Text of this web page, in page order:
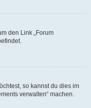
den Link „Forum
so kannst du dies im
verwalten“ machen.